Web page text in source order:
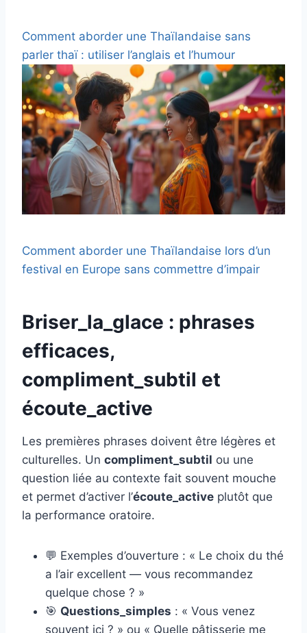
Comment aborder une Thaïlandaise sans
parler thaï : utiliser l’anglais et l’humour
Comment aborder une Thaïlandaise lors d’un
festival en Europe sans commettre d’impair
Briser_la_glace : phrases
efficaces,
compliment_subtil et
écoute_active
Les premières phrases doivent être légères et
culturelles. Un compliment_subtil ou une
question liée au contexte fait souvent mouche
et permet d’activer l’écoute_active plutôt que
la performance oratoire.
💬 Exemples d’ouverture : « Le choix du thé
a l’air excellent — vous recommandez
quelque chose ? »
🎯 Questions_simples : « Vous venez
souvent ici ? » ou « Quelle pâtisserie me